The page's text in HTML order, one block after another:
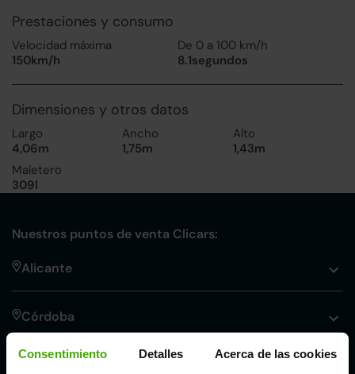
Consentimiento Detalles Acerca de las cookies
Prestaciones y consumo
Velocidad máxima
150km/h
De 0 a 100 km/h
8.1segundos
Dimensiones y otros datos
Largo
4,06m
Ancho
1,75m
Alto
1,43m
Maletero
309l
Nuestros puntos de venta Clicars:
Alicante
Córdoba